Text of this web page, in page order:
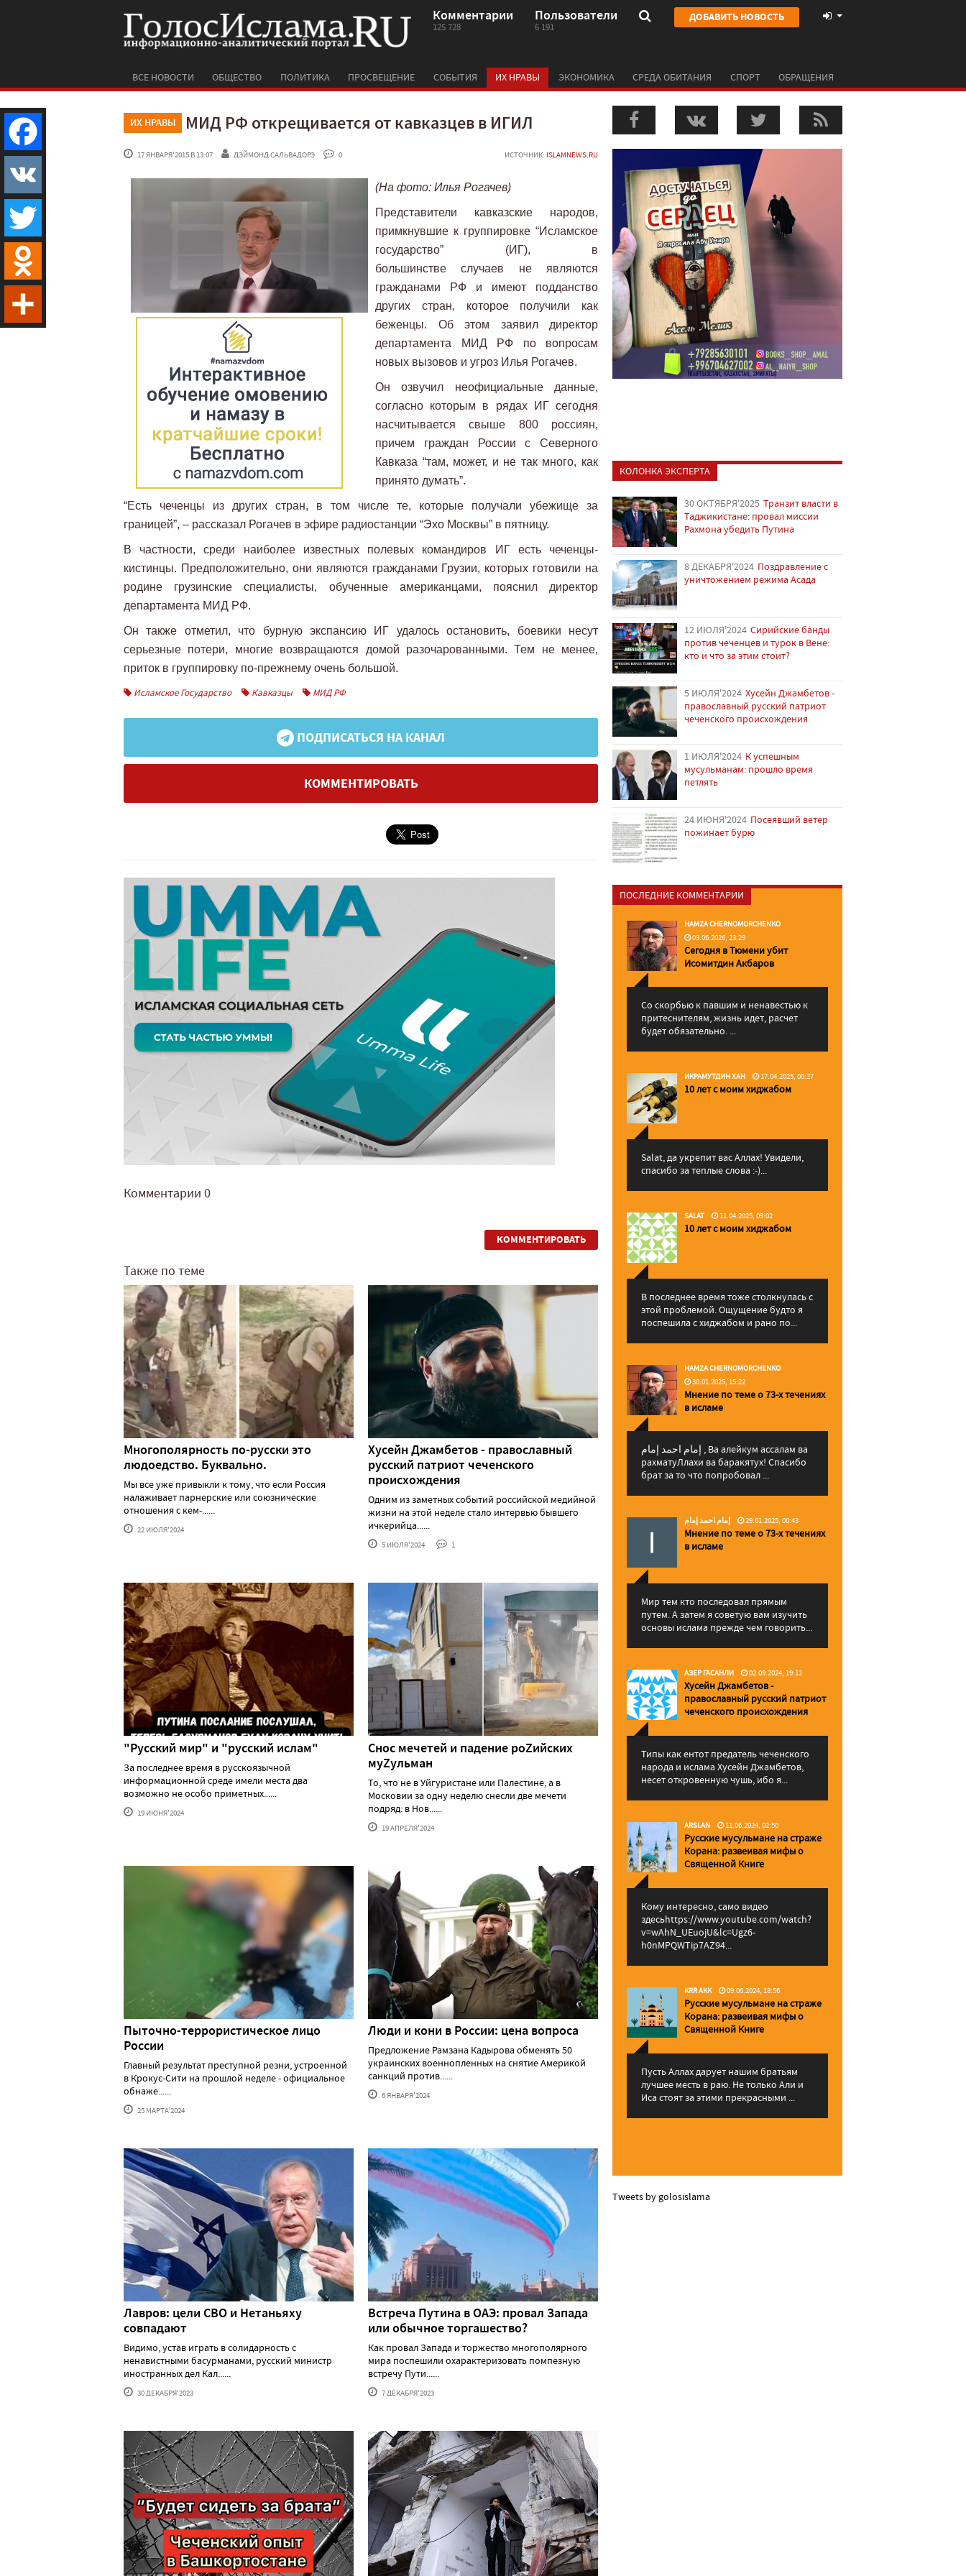
Комментарии
125 728
Пользователи
6 191
ДОБАВИТЬ НОВОСТЬ
ВСЕ НОВОСТИ ОБЩЕСТВО ПОЛИТИКА ПРОСВЕЩЕНИЕ СОБЫТИЯ ИХ НРАВЫ ЭКОНОМИКА СРЕДА ОБИТАНИЯ СПОРТ ОБРАЩЕНИЯ
ИХ НРАВЫ МИД РФ открещивается от кавказцев в ИГИЛ
17 ЯНВАРЯ'2015 В 13:07 ДЭЙМОНД САЛЬВАДОРЭ 0 ИСТОЧНИК: ISLAMNEWS.RU
(На фото: Илья Рогачев)
Представители кавказские народов,
примкнувшие к группировке “Исламское
государство” (ИГ), в
большинстве случаев не являются
гражданами РФ и имеют подданство
других стран, которое получили как
беженцы. Об этом заявил директор
департамента МИД РФ по вопросам
новых вызовов и угроз Илья Рогачев.
Он озвучил неофициальные данные,
согласно которым в рядах ИГ сегодня
насчитывается свыше 800 россиян,
причем граждан России с Северного
Кавказа “там, может, и не так много, как
принято думать”.
“Есть чеченцы из других стран, в том числе те, которые получали убежище за
границей”, – рассказал Рогачев в эфире радиостанции “Эхо Москвы” в пятницу.
В частности, среди наиболее известных полевых командиров ИГ есть чеченцы-
кистинцы. Предположительно, они являются гражданами Грузии, которых готовили на
родине грузинские специалисты, обученные американцами, пояснил директор
департамента МИД РФ.
Он также отметил, что бурную экспансию ИГ удалось остановить, боевики несут
серьезные потери, многие возвращаются домой разочарованными. Тем не менее,
приток в группировку по-прежнему очень большой.
Исламское Государство
Кавказцы МИД РФ
ПОДПИСАТЬСЯ НА КАНАЛ
КОММЕНТИРОВАТЬ
Комментарии 0
КОММЕНТИРОВАТЬ
Также по теме
Многополярность по-русски это
людоедство. Буквально.
Мы все уже привыкли к тому, что если Россия
налаживает парнерские или союзнические
отношения с кем-......
22 ИЮЛЯ'2024
Хусейн Джамбетов - православный
русский патриот чеченского
происхождения
Одним из заметных событий российской медийной
жизни на этой неделе стало интервью бывшего
ичкерийца......
5 ИЮЛЯ'2024 1
"Русский мир" и "русский ислам"
За последнее время в русскоязычной
информационной среде имели места два
возможно не особо приметных......
19 ИЮНЯ'2024
Снос мечетей и падение роZийских
муZульман
То, что не в Уйгуристане или Палестине, а в
Московии за одну неделю снесли две мечети
подряд: в Нов......
19 АПРЕЛЯ'2024
Пыточно-террористическое лицо
России
Главный результат преступной резни, устроенной
в Крокус-Сити на прошлой неделе - официальное
обнаже......
25 МАРТА'2024
Люди и кони в России: цена вопроса
Предложение Рамзана Кадырова обменять 50
украинских военнопленных на снятие Америкой
санкций против......
6 ЯНВАРЯ'2024
Лавров: цели СВО и Нетаньяху
совпадают
Видимо, устав играть в солидарность с
ненавистными басурманами, русский министр
иностранных дел Кал......
30 ДЕКАБРЯ'2023
Встреча Путина в ОАЭ: провал Запада
или обычное торгашество?
Как провал Запада и торжество многополярного
мира поспешили охарактеризовать помпезную
встречу Пути......
7 ДЕКАБРЯ'2023
КОЛОНКА ЭКСПЕРТА
30 ОКТЯБРЯ'2025 Транзит власти в
Таджикистане: провал миссии
Рахмона убедить Путина
8 ДЕКАБРЯ'2024 Поздравление с
уничтожением режима Асада
12 ИЮЛЯ'2024 Сирийские банды
против чеченцев и турок в Вене:
кто и что за этим стоит?
5 ИЮЛЯ'2024 Хусейн Джамбетов -
православный русский патриот
чеченского происхождения
1 ИЮЛЯ'2024 К успешным
мусульманам: прошло время
петлять
24 ИЮНЯ'2024 Посеявший ветер
пожинает бурю
ПОСЛЕДНИЕ КОММЕНТАРИИ
HAMZA CHERNOMORCHENKO
03.06.2026, 23:29
Сегодня в Тюмени убит
Исомитдин Акбаров
Со скорбью к павшим и ненавестью к
притеснителям, жизнь идет, расчет
будет обязательно. ...
ИКРАМУТДИН ХАН 17.04.2025, 00:27
10 лет с моим хиджабом
Salat, да укрепит вас Аллаx! Увидели,
спасибо за теплые слова :-)...
SALAT 11.04.2025, 09:02
10 лет с моим хиджабом
В последнее время тоже столкнулась с
этой проблемой. Ощущение будто я
поспешила с хиджабом и рано по...
HAMZA CHERNOMORCHENKO
30.01.2025, 15:22
Мнение по теме о 73-х течениях
в исламе
إمام احمد إمام , Ва алейкум ассалам ва
рахматуЛлахи ва баракятух! Спасибо
брат за то что попробовал ...
إمام احمد إمام 29.01.2025, 00:43
Мнение по теме о 73-х течениях
в исламе
Мир тем кто последовал прямым
путем. А затем я советую вам изучить
основы ислама прежде чем говорить...
АЗЕР ГАСАНЛИ 02.09.2024, 19:12
Хусейн Джамбетов -
православный русский патриот
чеченского происхождения
Типы как ентот предатель чеченского
народа и ислама Хусейн Джамбетов,
несет откровенную чушь, ибо я...
ARSLAN 11.06.2024, 02:50
Русские мусульмане на страже
Корана: pазвеивая мифы о
Священной Книге
Кому интересно, само видео
здесьhttps://www.youtube.com/watch?
v=wAhN_UEuojU&lc=Ugz6-
h0nMPQWTip7AZ94...
KRR AKK 09.06.2024, 18:56
Русские мусульмане на страже
Корана: pазвеивая мифы о
Священной Книге
Пусть Аллах дарует нашим братьям
лучшее месть в раю. Не только Али и
Иса стоят за этими прекрасными ...
Tweets by golosislama
Facebook
VK
Twitter
Odnoklassniki